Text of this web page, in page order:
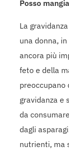
Posso
La
una donna,
ancora più
feto e della
gravidanza e
da
dagli
nutrienti, ma